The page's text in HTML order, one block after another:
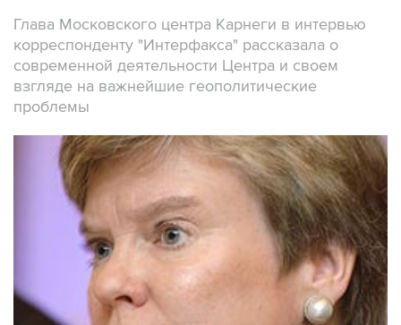
Глава Московского центра Карнеги в интервью
корреспонденту "Интерфакса" рассказала о
современной деятельности Центра и своем
взгляде на важнейшие геополитические
проблемы